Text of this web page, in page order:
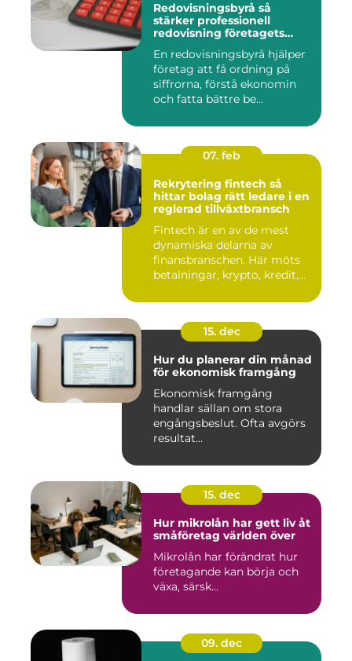
Redovisningsbyrå så
stärker professionell
redovisning företagets
En redovisningsbyrå hjälper
företag att få ordning på
siffrorna, förstå ekonomin
och fatta bättre be...
07. feb
Rekrytering fintech så
hittar bolag rätt ledare i en
reglerad tillväxtbransch
Fintech är en av de mest
dynamiska delarna av
finansbranschen. Här möts
betalningar, krypto, kredit,...
15. dec
Hur du planerar din månad
för ekonomisk framgång
Ekonomisk framgång
handlar sällan om stora
engångsbeslut. Ofta avgörs
resultat...
15. dec
Hur mikrolån har gett liv åt
småföretag världen över
Mikrolån har förändrat hur
företagande kan börja och
växa, särsk...
09. dec